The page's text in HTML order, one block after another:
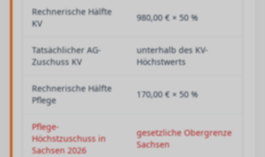
Rechnerische Hälfte
KV
980,00 € × 50 %
Tatsächlicher AG-
Zuschuss KV
unterhalb des KV-
Höchstwerts
Rechnerische Hälfte
Pflege
170,00 € × 50 %
Pflege-
Höchstzuschuss in
Sachsen 2026
gesetzliche Obergrenze
Sachsen